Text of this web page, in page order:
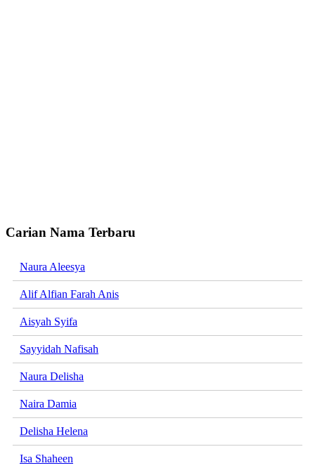
Carian Nama Terbaru
Naura Aleesya
Alif Alfian Farah Anis
Aisyah Syifa
Sayyidah Nafisah
Naura Delisha
Naira Damia
Delisha Helena
Isa Shaheen